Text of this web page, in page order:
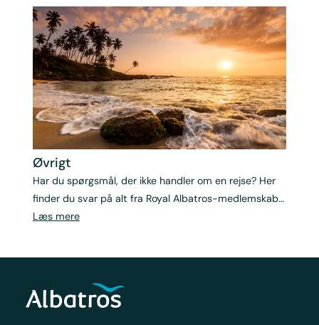
– vi vil nemlig gerne sikre, at hele din rejseoplevelse
bliver god, også efter du er kommet hjem.
Øvrigt
Har du spørgsmål, der ikke handler om en rejse? Her
finder du svar på alt fra Royal Albatros-medlemskab
og nyhedsbreve til gavekort og jobmuligheder hos
Læs mere